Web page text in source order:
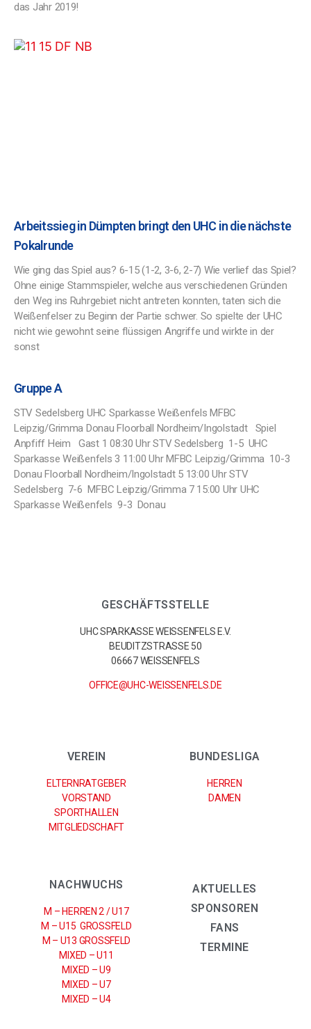
das Jahr 2019!
Arbeitssieg in Dümpten bringt den UHC in die nächste
Pokalrunde
Wie ging das Spiel aus? 6-15 (1-2, 3-6, 2-7) Wie verlief das Spiel?
Ohne einige Stammspieler, welche aus verschiedenen Gründen
den Weg ins Ruhrgebiet nicht antreten konnten, taten sich die
Weißenfelser zu Beginn der Partie schwer. So spielte der UHC
nicht wie gewohnt seine flüssigen Angriffe und wirkte in der
sonst
Gruppe A
STV Sedelsberg UHC Sparkasse Weißenfels MFBC
Leipzig/Grimma Donau Floorball Nordheim/Ingolstadt Spiel
Anpfiff Heim Gast 1 08:30 Uhr STV Sedelsberg 1-5 UHC
Sparkasse Weißenfels 3 11:00 Uhr MFBC Leipzig/Grimma 10-3
Donau Floorball Nordheim/Ingolstadt 5 13:00 Uhr STV
Sedelsberg 7-6 MFBC Leipzig/Grimma 7 15:00 Uhr UHC
Sparkasse Weißenfels 9-3 Donau
GESCHÄFTSSTELLE
UHC SPARKASSE WEISSENFELS E.V.
BEUDITZSTRASSE 50
06667 WEISSENFELS
OFFICE@UHC-WEISSENFELS.DE
VEREIN
ELTERNRATGEBER
VORSTAND
SPORTHALLEN
MITGLIEDSCHAFT
BUNDESLIGA
HERREN
DAMEN
NACHWUCHS
M – HERREN 2 / U17
M – U15 GROSSFELD
M – U13 GROSSFELD
MIXED – U11
MIXED – U9
MIXED – U7
MIXED – U4
AKTUELLES
SPONSOREN
FANS
TERMINE